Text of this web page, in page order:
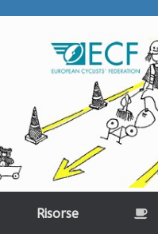
Risorse